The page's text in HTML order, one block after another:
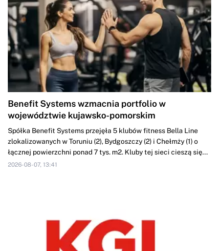
Benefit Systems wzmacnia portfolio w
województwie kujawsko-pomorskim
Spółka Benefit Systems przejęła 5 klubów fitness Bella Line
zlokalizowanych w Toruniu (2), Bydgoszczy (2) i Chełmży (1) o
łącznej powierzchni ponad 7 tys. m2. Kluby tej sieci cieszą się...
2026-08-07, 13:41